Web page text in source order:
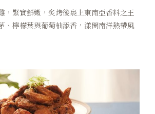
，緊實鮮嫩，炙烤後裹上東南亞香料之王
檸檬葉與葡萄柚添香，漾開南洋熱帶風